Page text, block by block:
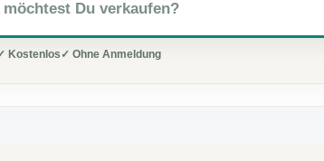
Kostenlos ✓ Ohne Anmeldung